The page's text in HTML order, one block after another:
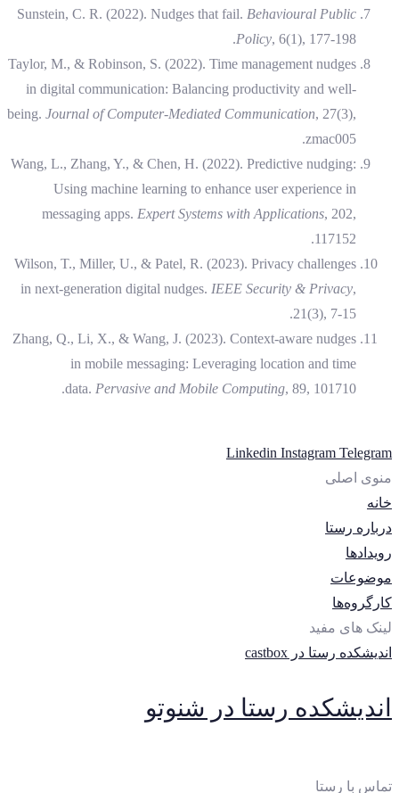
Sunstein, C. R. (2022). Nudges that fail. Behavioural Public
Policy, 6(1), 177-198.
Taylor, M., & Robinson, S. (2022). Time management nudges
in digital communication: Balancing productivity and well-
being. Journal of Computer-Mediated Communication, 27(3),
zmac005.
Wang, L., Zhang, Y., & Chen, H. (2022). Predictive nudging:
Using machine learning to enhance user experience in
messaging apps. Expert Systems with Applications, 202,
117152.
Wilson, T., Miller, U., & Patel, R. (2023). Privacy challenges
in next-generation digital nudges. IEEE Security & Privacy,
21(3), 7-15.
Zhang, Q., Li, X., & Wang, J. (2023). Context-aware nudges
in mobile messaging: Leveraging location and time
data. Pervasive and Mobile Computing, 89, 101710.
Linkedin Instagram Telegram
منوی اصلی
خانه
درباره رستا
رویدادها
موضوعات
کارگروه‌ها
لینک های مفید
اندیشکده رستا در castbox
اندیشکده رستا در شنوتو
تماس با رستا